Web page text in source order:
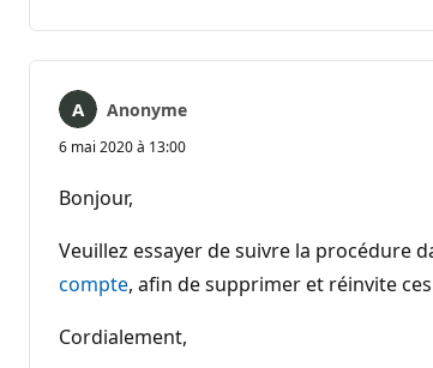
Anonyme
6 mai 2020 à 13:00
Bonjour,
Veuillez essayer de suivre la procédure
compte, afin de supprimer et réinvite
Cordialement,